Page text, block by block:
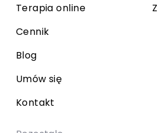
Terapia online
Cennik
Blog
Umów się
Kontakt